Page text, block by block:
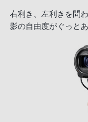
右利き、左利きを問
影の自由度がぐっとあ